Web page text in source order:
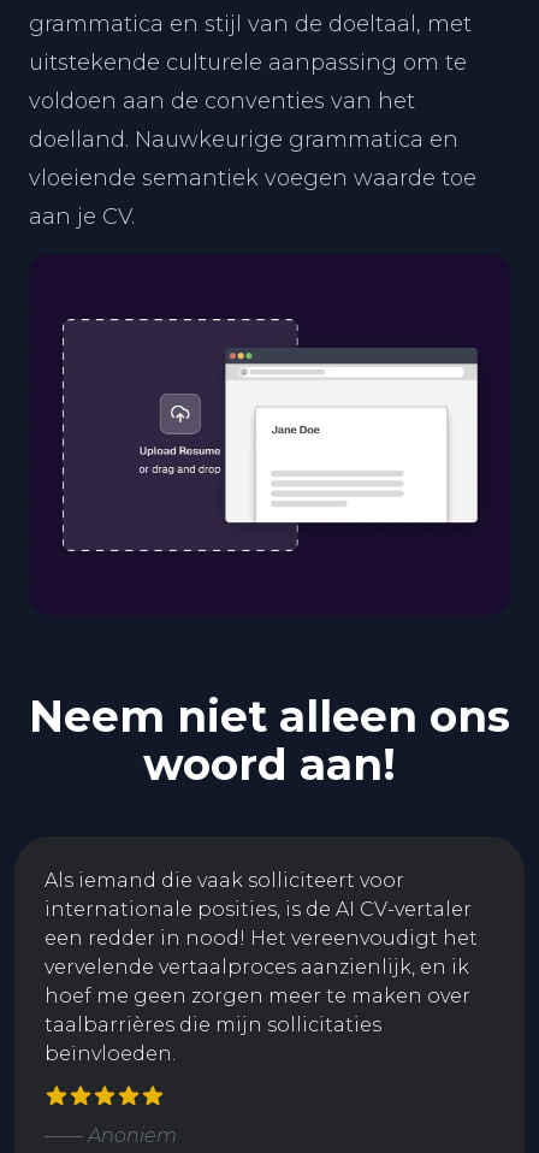
grammatica en stijl van de doeltaal, met
uitstekende culturele aanpassing om te
voldoen aan de conventies van het
doelland. Nauwkeurige grammatica en
vloeiende semantiek voegen waarde toe
aan je CV.
Neem niet alleen ons
woord aan!
Als iemand die vaak solliciteert voor
internationale posities, is de AI CV-vertaler
een redder in nood! Het vereenvoudigt het
vervelende vertaalproces aanzienlijk, en ik
hoef me geen zorgen meer te maken over
taalbarrières die mijn sollicitaties
beïnvloeden.
—— Anoniem